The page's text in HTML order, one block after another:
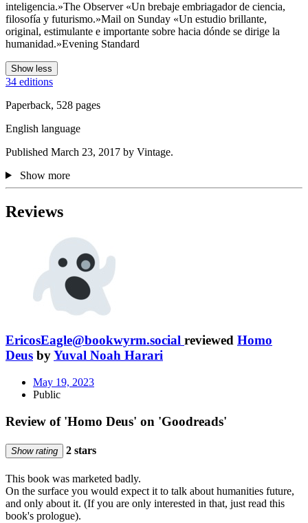
inteligencia.»The Observer «Un brebaje embriagador de ciencia,
filosofía y futurismo.»Mail on Sunday «Un estudio brillante,
original, estimulante e importante sobre hacia dónde se dirige la
humanidad.»Evening Standard
Show less
34 editions
Paperback, 528 pages
English language
Published March 23, 2017 by Vintage.
Show more
Reviews
EricosEagle@bookwyrm.social reviewed Homo
Deus byYuval Noah Harari
May 19, 2023
Public
Review of 'Homo Deus' on 'Goodreads'
Show rating 2 stars
This book was marketed badly.
On the surface you would expect it to talk about humanities future,
and only about it. (If you are only interested in that, just read this
book's prologue).